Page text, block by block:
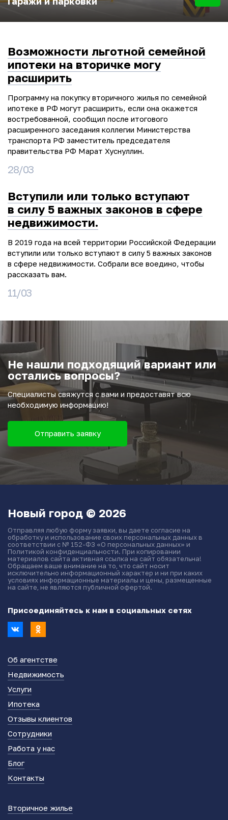
Возможности льготной семейной
ипотеки на вторичке могу
расширить
Программу на покупку вторичного жилья по семейной
ипотеке в РФ могут расширить, если она окажется
востребованной, сообщил после итогового
расширенного заседания коллегии Министерства
транспорта РФ заместитель председателя
правительства РФ Марат Хуснуллин.
28/03
Вступили или только вступают
в силу 5 важных законов в сфере
недвижимости.
В 2019 года на всей территории Российской Федерации
вступили или только вступают в силу 5 важных законов
в сфере недвижимости. Собрали все воедино, чтобы
рассказать вам.
11/03
Не нашли подходящий вариант или
остались вопросы?
Специалисты свяжутся с вами и предоставят всю
необходимую информацию!
Отправить заявку
Новый город © 2026
Отправляя любую форму заявки, вы даете согласие на
обработку и использование своих персональных данных в
соответствии с № 152-ФЗ «О персональных данных» и
Политикой конфиденциальности. При копировании
материалов сайта активная ссылка на сайт обязательна!
Обращаем ваше внимание на то, что сайт носит
исключительно информационный характер и ни при каких
условиях информационные материалы и цены, размещенные
на сайте, не являются публичной офертой.
Присоединяйтесь к нам в социальных сетях
Об агентстве
Недвижимость
Услуги
Ипотека
Отзывы клиентов
Сотрудники
Работа у нас
Блог
Контакты
Вторичное жилье